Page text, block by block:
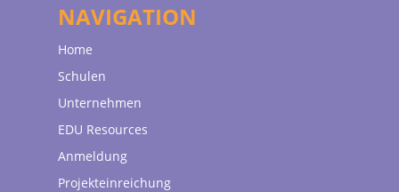
NAVIGATION
Home
Schulen
Unternehmen
EDU Resources
Anmeldung
Projekteinreichung